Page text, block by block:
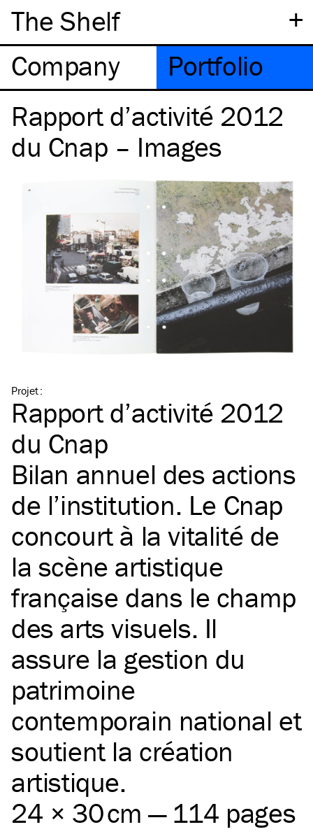
+
The Shelf
Company
Portfolio
Rapport d’activité 2012
du Cnap – Images
Projet:
Rapport d’activité 2012
du Cnap
Bilan annuel des actions
de l’institution. Le Cnap
concourt à la vitalité de
la scène artistique
française dans le champ
des arts visuels. Il
assure la gestion du
patrimoine
contemporain national et
soutient la création
artistique.
24 × 30 cm — 114 pages